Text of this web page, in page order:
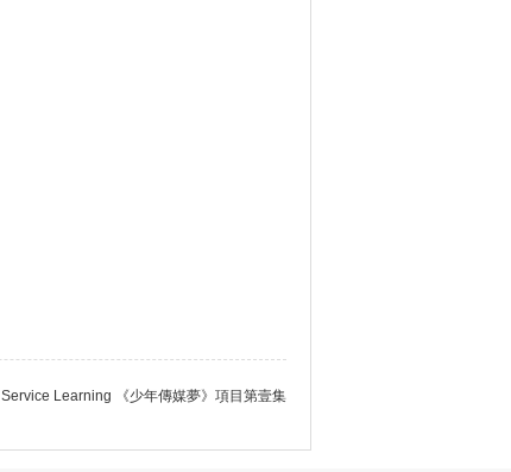
Learning 《少年傳媒夢》項目第壹集